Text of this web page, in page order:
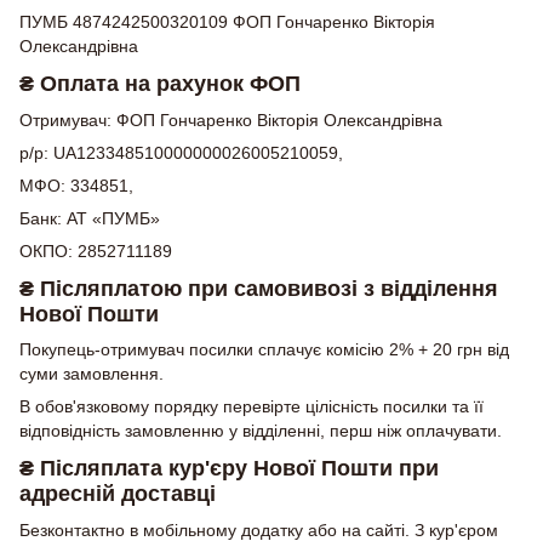
ПУМБ 4874242500320109 ФОП Гончаренко Вікторія
Олександрівна
₴ Оплата на рахунок ФОП
Отримувач: ФОП Гончаренко Вікторія Олександрівна
р/р: UA123348510000000026005210059,
МФО: 334851,
Банк: АТ «ПУМБ»
ОКПО: 2852711189
₴ Післяплатою при самовивозі з відділення
Нової Пошти
Покупець-отримувач посилки сплачує комісію 2% + 20 грн від
суми замовлення.
В обов'язковому порядку перевірте цілісність посилки та її
відповідність замовленню у відділенні, перш ніж оплачувати.
₴ Післяплата кур'єру Нової Пошти при
адресній доставці
Безконтактно в мобільному додатку або на сайті. З кур'єром